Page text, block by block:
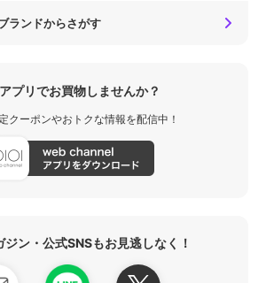
ランドからさがす
プリでお買物しませんか？
クーポンやおトクな情報を配信中！
ジン・公式SNSもお見逃しなく！